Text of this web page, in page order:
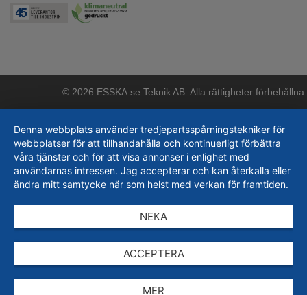
© 2026 ESSKA.se Teknik AB. Alla rättigheter förbehållna.
Denna webbplats använder tredjepartsspårningstekniker för
webbplatser för att tillhandahålla och kontinuerligt förbättra
våra tjänster och för att visa annonser i enlighet med
användarnas intressen. Jag accepterar och kan återkalla eller
ändra mitt samtycke när som helst med verkan för framtiden.
NEKA
ACCEPTERA
MER